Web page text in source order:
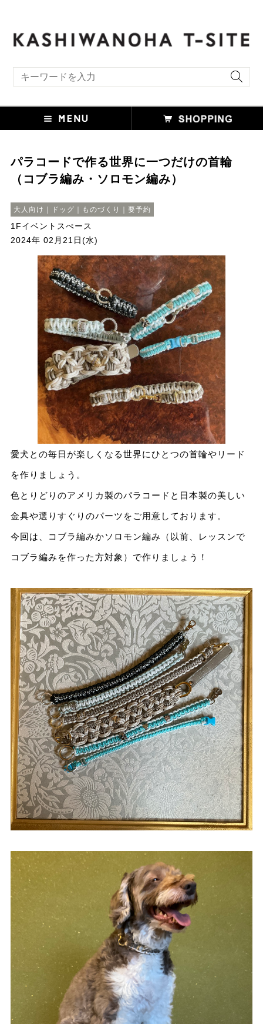
パラコードで作る世界に一つだけの首輪
（コブラ編み・ソロモン編み）
大人向け｜ドッグ｜ものづくり｜要予約
1Fイベントスぺース
2024年 02月21日(水)
愛犬との毎日が楽しくなる世界にひとつの首輪やリード
を作りましょう。
色とりどりのアメリカ製のパラコードと日本製の美しい
金具や選りすぐりのパーツをご用意しております。
今回は、コブラ編みかソロモン編み（以前、レッスンで
コブラ編みを作った方対象）で作りましょう！